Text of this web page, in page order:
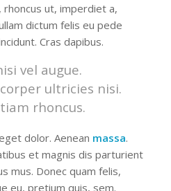
ut, imperdiet a,
dictum felis eu pede
Cras dapibus.
vel augue.
ultricies nisi.
rhoncus.
dolor. Aenean massa.
et magnis dis parturient
mus. Donec quam felis,
eu, pretium quis, sem.